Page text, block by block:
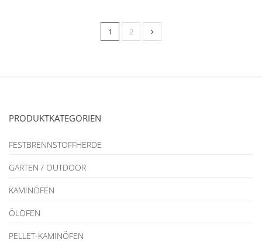
1 2
PRODUKTKATEGORIEN
FESTBRENNSTOFFHERDE
GARTEN / OUTDOOR
KAMINÖFEN
ÖLOFEN
PELLET-KAMINÖFEN